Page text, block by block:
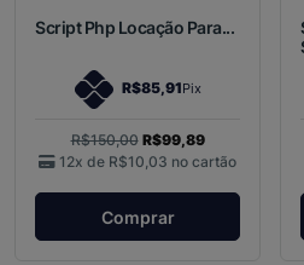
Script Php Locação Para...
R$85,91Pix
R$150,00 R$99,89
12x de R$10,03 no cartão
Comprar